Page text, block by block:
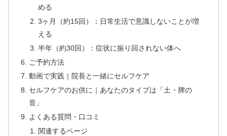
める
3ヶ月（約15回）：日常生活で意識しないことが増
える
半年（約30回）：症状に振り回されない体へ
ご予約方法
動画で実践｜院長と一緒にセルフケア
セルフケアのお供に｜あなたのタイプは「土・脾の
音」
よくある質問・口コミ
関連するページ